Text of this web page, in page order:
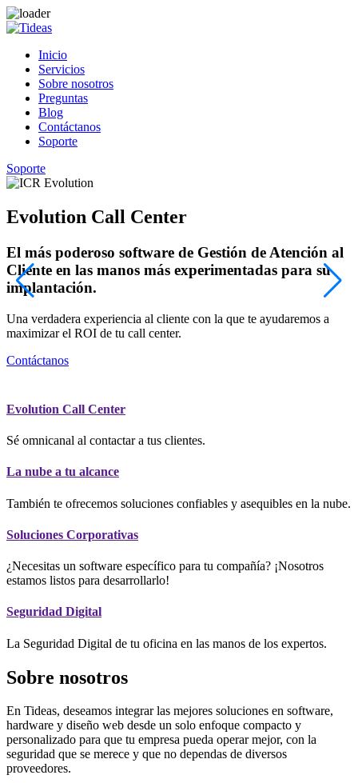
Inicio
Servicios
Sobre nosotros
Preguntas
Blog
Contáctanos
Soporte
Soporte
Evolution Call Center
El más poderoso software de Gestión de Atención al
Cliente en las manos más experimentadas para su
implantación.
Una verdadera experiencia al cliente con la que te ayudaremos a
maximizar el ROI de tu call center.
Contáctanos
Evolution Call Center
Sé omnicanal al contactar a tus clientes.
La nube a tu alcance
También te ofrecemos soluciones confiables y asequibles en la nube.
Soluciones Corporativas
¿Necesitas un software específico para tu compañía? ¡Nosotros
estamos listos para desarrollarlo!
Seguridad Digital
La Seguridad Digital de tu oficina en las manos de los expertos.
Sobre nosotros
En Tideas, deseamos integrar las mejores soluciones en software,
hardware y diseño web desde un solo enfoque compacto y
personalizado para que tu empresa pueda operar mejor, con la
seguridad que se merece y que no dependas de diversos
proveedores.